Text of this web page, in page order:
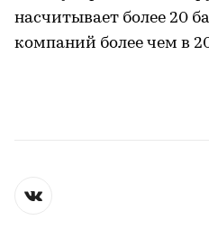
насчитывает более 20
компаний более чем в